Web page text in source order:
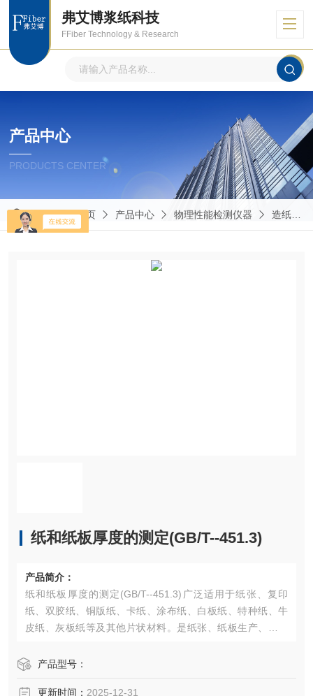
弗艾博浆纸科技
FFiber Technology & Research
产品中心
PRODUCTS CENTER
当前位置：首页 产品中心 物理性能检测仪器 造纸包装物理性能的测定
纸和纸板厚度的测定(GB/T--451.3)
产品简介：
纸和纸板厚度的测定(GB/T--451.3)广泛适用于纸张、复印
纸、双胶纸、铜版纸、卡纸、涂布纸、白板纸、特种纸、牛
皮纸、灰板纸等及其他片状材料。是纸张、纸板生产、科研
产品型号：
更新时间： 2025-12-31